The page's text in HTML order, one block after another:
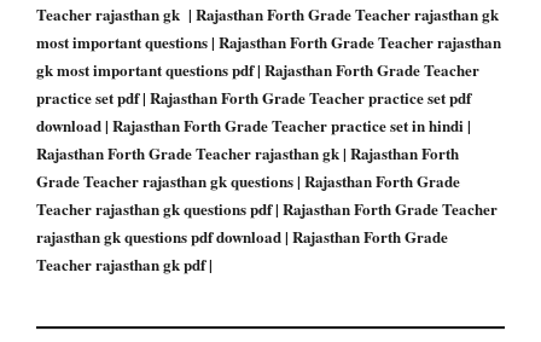
Teacher rajasthan gk | Rajasthan Forth Grade Teacher rajasthan gk
most important questions | Rajasthan Forth Grade Teacher rajasthan
gk most important questions pdf | Rajasthan Forth Grade Teacher
practice set pdf | Rajasthan Forth Grade Teacher practice set pdf
download | Rajasthan Forth Grade Teacher practice set in hindi |
Rajasthan Forth Grade Teacher rajasthan gk | Rajasthan Forth
Grade Teacher rajasthan gk questions | Rajasthan Forth Grade
Teacher rajasthan gk questions pdf | Rajasthan Forth Grade Teacher
rajasthan gk questions pdf download | Rajasthan Forth Grade
Teacher rajasthan gk pdf |